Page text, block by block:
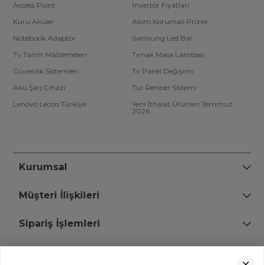
Access Point
İnvertör Fiyatları
Kuru Aküler
Akım Korumalı Prizler
Notebook Adaptör
Samsung Led Bar
Tv Tamir Malzemeleri
Tırnak Masa Lambası
Güvenlik Sistemleri
Tv Panel Değişimi
Akü Şarj Cihazı
Tur Rehber Sistemi
Lenovo Lecoo Türkiye
Yeni İthalat Ürünleri Temmuz
2026
Kurumsal
Müşteri İlişkileri
Sipariş İşlemleri